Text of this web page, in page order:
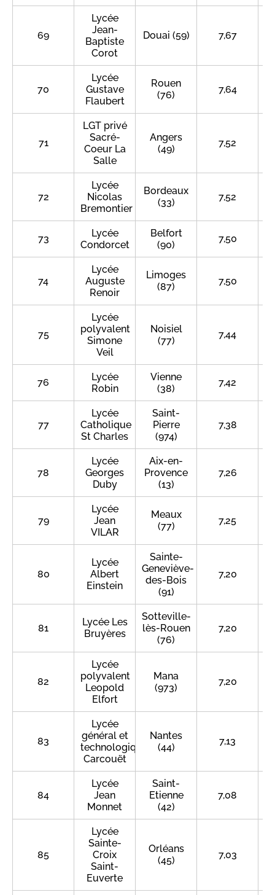
69
Lycée
Jean-
Baptiste
Corot
Douai (59) 7,67
70
Lycée
Gustave
Flaubert
Rouen
(76)
7,64
71
LGT privé
Sacré-
Coeur La
Salle
Angers
(49)
7,52
72
Lycée
Nicolas
Bremontier
Bordeaux
(33)
7,52
73
Lycée
Condorcet
Belfort
(90)
7,50
74
Lycée
Auguste
Renoir
Limoges
(87)
7,50
75
Lycée
polyvalent
Simone
Veil
Noisiel
(77)
7,44
76
Lycée
Robin
Vienne
(38)
7,42
77
Lycée
Catholique
St Charles
Saint-
Pierre
(974)
7,38
78
Lycée
Georges
Duby
Aix-en-
Provence
(13)
7,26
79
Lycée
Jean
VILAR
Meaux
(77)
7,25
80
Lycée
Albert
Einstein
Sainte-
Geneviève-
des-Bois
(91)
7,20
81
Lycée Les
Bruyères
Sotteville-
lès-Rouen
(76)
7,20
82
Lycée
polyvalent
Leopold
Elfort
Mana
(973)
7,20
83
Lycée
général et
technologique
Carcouët
Nantes
(44)
7,13
84
Lycée
Jean
Monnet
Saint-
Etienne
(42)
7,08
85
Lycée
Sainte-
Croix
Saint-
Euverte
Orléans
(45)
7,03